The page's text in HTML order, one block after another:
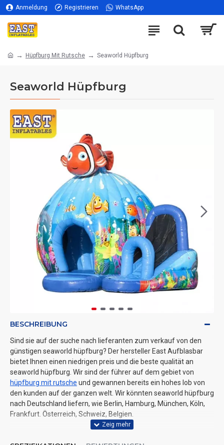
Anmeldung Registrieren WhatsApp
Hüpfburg Mit Rutsche Seaworld Hüpfburg
Seaworld Hüpfburg
BESCHREIBUNG
Sind sie auf der suche nach lieferanten zum verkauf von den
günstigen seaworld hüpfburg? Der hersteller East Aufblasbar
bietet Ihnen einen niedrigen preis und die beste qualität an
seaworld hüpfburg. Wir sind der führer auf dem gebiet von
hüpfburg mit rutsche und gewannen bereits ein hohes lob von
den kunden auf der ganzen welt. Wir könnten seaworld hüpfburg
nach Deutschland liefern, wie Berlin, Hamburg, München, Köln,
Frankfurt. Österreich, Schweiz, Belgien.